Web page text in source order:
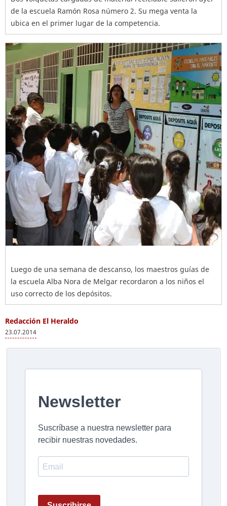
de la escuela Ramón Rosa número 2. Su mega venta la
ubica en el primer lugar de la competencia.
Luego de una semana de descanso, los maestros guías de
la escuela Alba Nora de Melgar recordaron a los niños el
uso correcto de los depósitos.
Redacción El Heraldo
23.07.2014